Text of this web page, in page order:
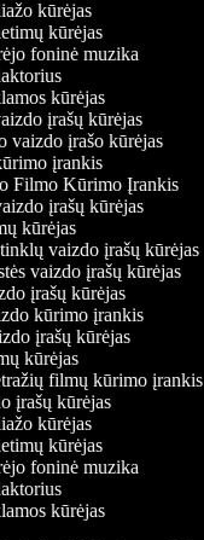
kūrėjas
kūrėjas
foninė muzika
kūrėjas
įrašų kūrėjas
vaizdo įrašo kūrėjas
įrankis
Filmo Kūrimo Įrankis
įrašų kūrėjas
kūrėjas
tinklų vaizdo įrašų kūrėjas
vaizdo įrašų kūrėjas
įrašų kūrėjas
kūrimo įrankis
įrašų kūrėjas
kūrėjas
filmų kūrimo įrankis
įrašų kūrėjas
kūrėjas
kūrėjas
foninė muzika
kūrėjas